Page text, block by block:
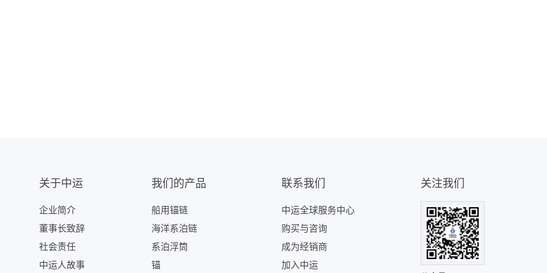
关于中运
企业简介
董事长致辞
社会责任
中运人故事
我们的产品
船用锚链
海洋系泊链
系泊浮筒
锚
联系我们
中运全球服务中心
购买与咨询
成为经销商
加入中运
关注我们